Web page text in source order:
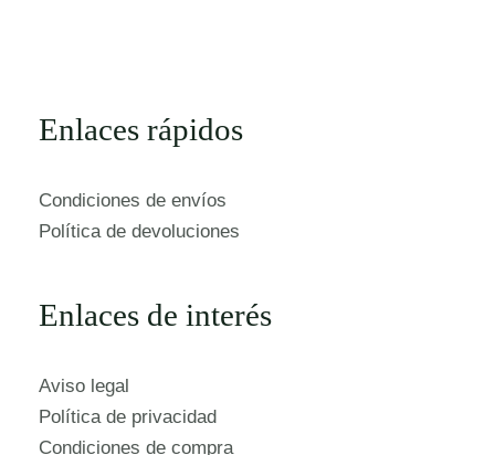
Enlaces rápidos
Condiciones de envíos
Política de devoluciones
Enlaces de interés
Aviso legal
Política de privacidad
Condiciones de compra